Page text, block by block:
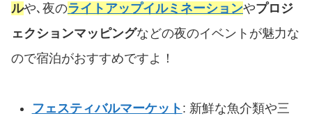
ルや､夜のライトアップイルミネーションやプロジ
ェクションマッピングなどの夜のイベントが魅力な
ので宿泊がおすすめですよ！
フェスティバルマーケット : 新鮮な魚介類や三